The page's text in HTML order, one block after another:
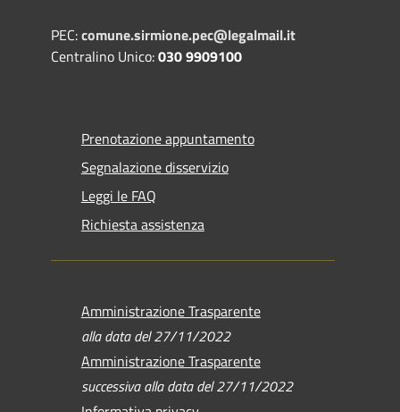
PEC:comune.sirmione.pec@legalmail.it
Centralino Unico:030 9909100
Prenotazione appuntamento
Segnalazione disservizio
Leggi le FAQ
Richiesta assistenza
Amministrazione Trasparente
alla data del 27/11/2022
Amministrazione Trasparente
successiva alla data del 27/11/2022